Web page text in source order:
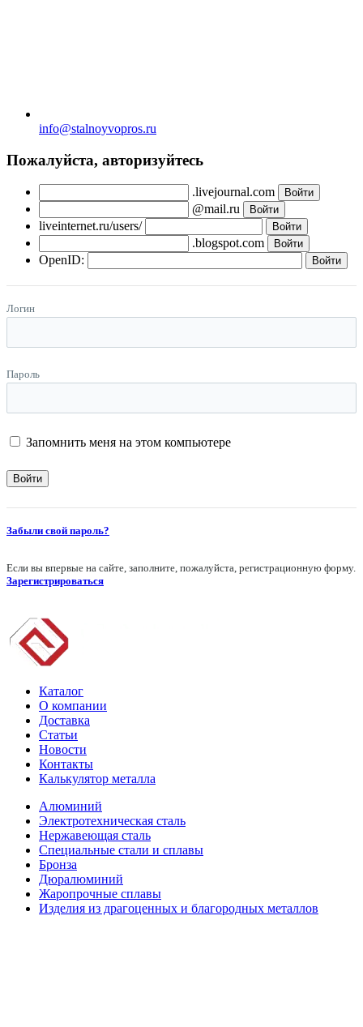
info@stalnoyvopros.ru
Пожалуйста, авторизуйтесь
.livejournal.com
@mail.ru
liveinternet.ru/users/
.blogspot.com
OpenID:
Логин
Пароль
Запомнить меня на этом компьютере
Забыли свой пароль?
Если вы впервые на сайте, заполните, пожалуйста, регистрационную форму.
Зарегистрироваться
Каталог
О компании
Доставка
Статьи
Новости
Контакты
Калькулятор металла
Алюминий
Электротехническая сталь
Нержавеющая сталь
Специальные стали и сплавы
Бронза
Дюралюминий
Жаропрочные сплавы
Изделия из драгоценных и благородных металлов